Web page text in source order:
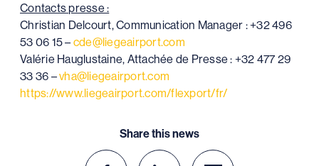
Contacts presse :
Christian Delcourt, Communication Manager : +32 496
53 06 15 – cde@liegeairport.com
Valérie Hauglustaine, Attachée de Presse : +32 477 29
33 36 –vha@liegeairport.com
https://www.liegeairport.com/flexport/fr/
Share this news